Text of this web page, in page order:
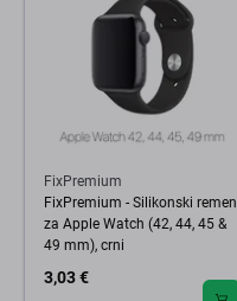
FixPremium
FixPremium - Silikonski remen
za Apple Watch (42, 44, 45 &
49 mm), crni
3,03 €